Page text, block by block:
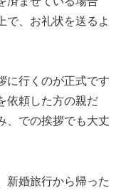
で、お礼状を送るよ
に行くのが正式です
依頼した方の親だ
、での挨拶でも大丈
新婚旅行から帰った